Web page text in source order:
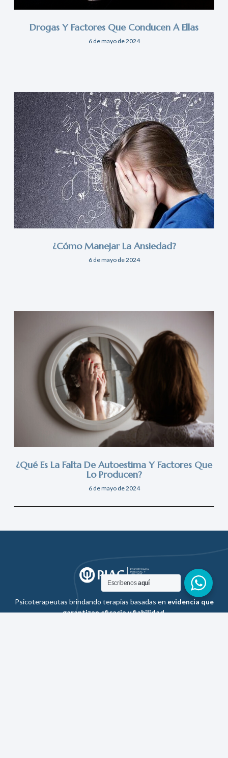
Drogas Y Factores Que Conducen A Ellas
6 de mayo de 2024
¿Cómo Manejar La Ansiedad?
6 de mayo de 2024
¿Qué Es La Falta De Autoestima Y Factores Que
Lo Producen?
6 de mayo de 2024
Psicoterapeutas brindando terapias basadas en evidencia que
garantizan eficacia y fiabilidad.
Escríbenosaquí